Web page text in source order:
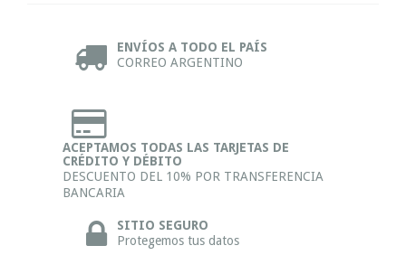
ENVÍOS A TODO EL PAÍS
CORREO ARGENTINO
ACEPTAMOS TODAS LAS TARJETAS DE
CRÉDITO Y DÉBITO
DESCUENTO DEL 10% POR TRANSFERENCIA
BANCARIA
SITIO SEGURO
Protegemos tus datos